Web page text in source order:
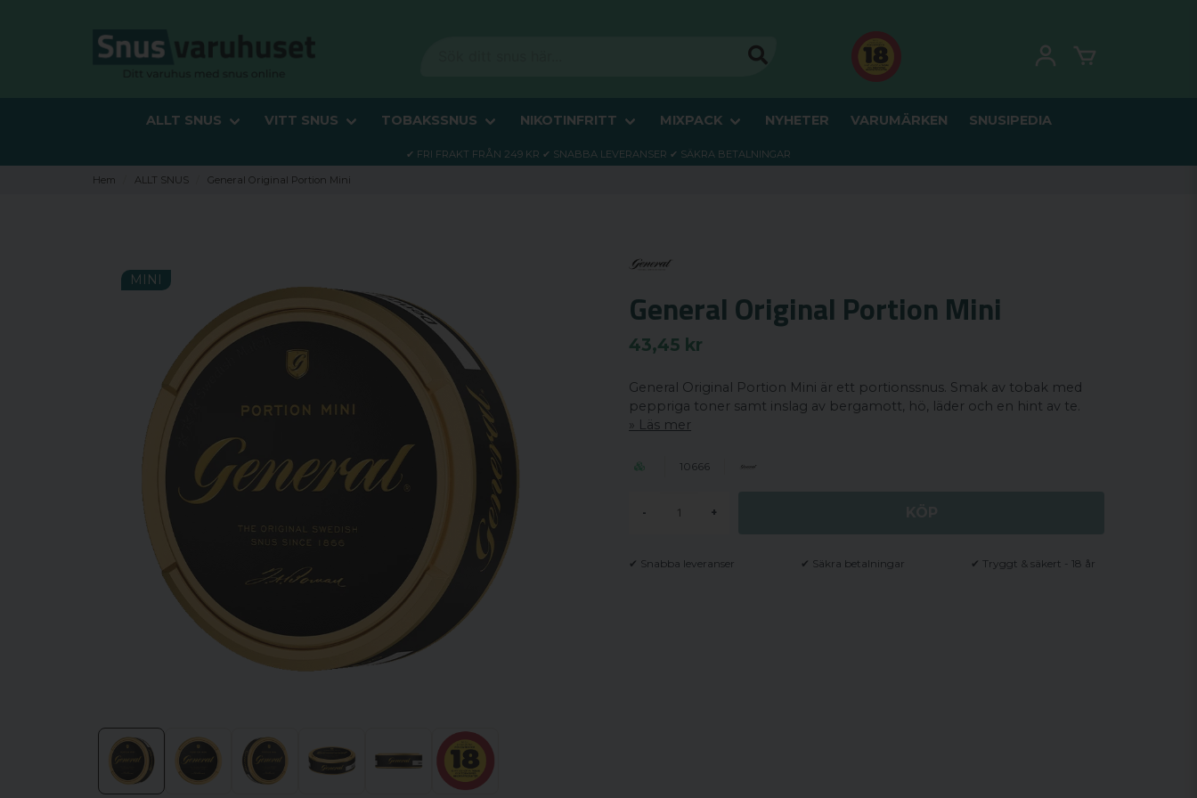
ALLT SNUS VITT SNUS TOBAKSSNUS NIKOTINFRITT MIXPACK NYHETER VARUMÄRKEN SNUSIPEDIA
✔ FRI FRAKT FRÅN 249 KR ✔ SNABBA LEVERANSER ✔ SÄKRA BETALNINGAR
Hem ALLT SNUS General Original Portion Mini
General Original Portion Mini
43,45 kr
General Original Portion Mini är ett portionssnus. Smak av tobak med
peppriga toner samt inslag av bergamott, hö, läder och en hint av te.
Läs mer
MINI
10666
- +
✔ Snabba leveranser ✔ Säkra betalningar ✔ Tryggt & säkert - 18 år